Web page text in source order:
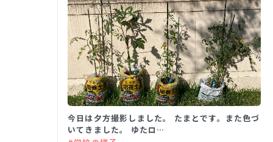
今日は夕方撮影しました。 たまとです。また色づ
いてきました。 ゆたロ…